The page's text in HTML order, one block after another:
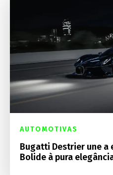
AUTOMOTIVAS
Bugatti Destrier une a
Bolide à pura